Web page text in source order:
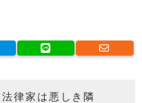
法律家は悪しき隣